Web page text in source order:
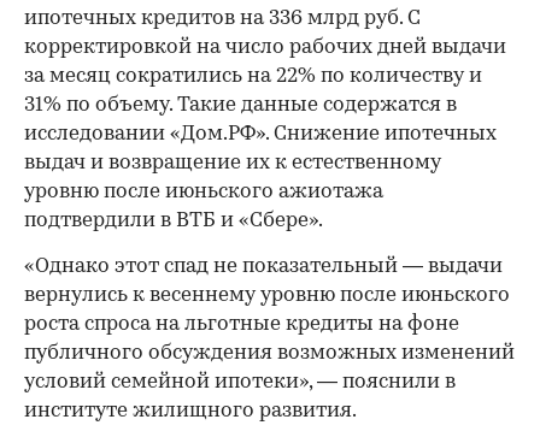
ипотечных кредитов на 336 млрд руб. С
корректировкой на число рабочих дней выдачи
за месяц сократились на 22% по количеству и
31% по объему. Такие данные содержатся в
исследовании «Дом.РФ». Снижение ипотечных
выдач и возвращение их к естественному
уровню после июньского ажиотажа
подтвердили в ВТБ и «Сбере».
«Однако этот спад не показательный — выдачи
вернулись к весеннему уровню после июньского
роста спроса на льготные кредиты на фоне
публичного обсуждения возможных изменений
условий семейной ипотеки», — пояснили в
институте жилищного развития.